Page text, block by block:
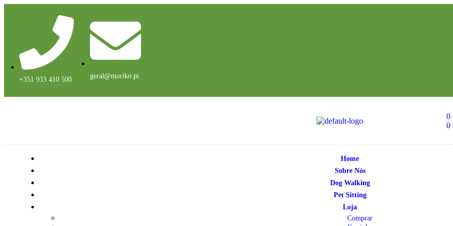
+351 933 410 500 geral@moriko.pt
0
0
Home
Sobre Nós
Dog Walking
Pet Sitting
Loja
Comprar